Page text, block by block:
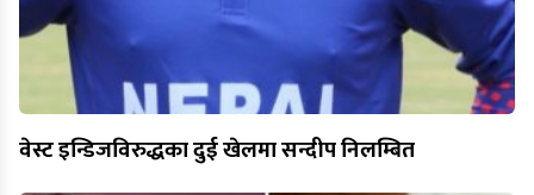
वेस्ट इन्डिजविरुद्धका दुई खेलमा सन्दीप निलम्बित